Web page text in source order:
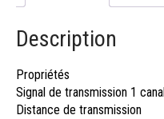
Description
Propriétés
Signal de transmission 1 canal
Distance de transmission